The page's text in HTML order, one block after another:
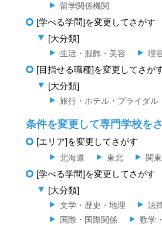
留学関係機関
[学べる学問]を変更してさがす
[大分類]
生活・服飾・美容 理
[目指せる職種]を変更してさが
[大分類]
旅行・ホテル・ブライダル
条件を変更して専門学校を
[エリア]を変更してさがす
北海道 東北 関
[学べる学問]を変更してさがす
[大分類]
文学・歴史・地理 法
国際・国際関係
数学